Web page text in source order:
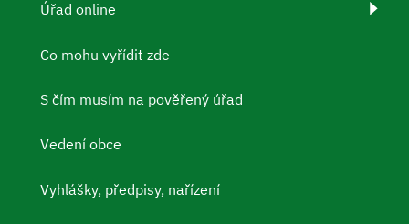
Úřad online
Co mohu vyřídit zde
S čím musím na pověřený úřad
Vedení obce
Vyhlášky, předpisy, nařízení